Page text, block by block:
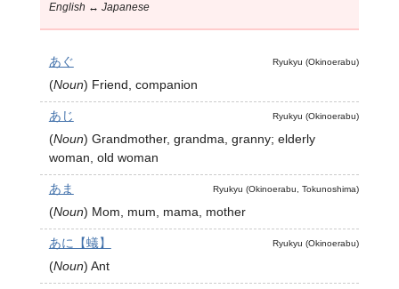
English ↔ Japanese
Ryukyu (Okinoerabu)
あぐ
(Noun) Friend, companion
Ryukyu (Okinoerabu)
あじ
(Noun) Grandmother, grandma, granny; elderly
woman, old woman
Ryukyu (Okinoerabu, Tokunoshima)
あま
(Noun) Mom, mum, mama, mother
Ryukyu (Okinoerabu)
あに【蟻】
(Noun) Ant